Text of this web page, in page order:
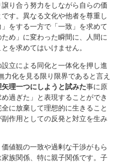
り合う努力をしながら自らの価
す。異なる文化や他者を尊重し
をする一方で「一致」を求めて
め」に変わった瞬間に、人間に
を求めてはいけません。
立による同化と一体化を押し進
化を見る限り限界であると言え
理一つにしようと試みた事に原
過ぎた」と表現することができ
に放棄して理想的に生きること
作用としての反発と対立を生み
値観の一致や過剰な干渉がもら
族関係、特に親子関係です。子